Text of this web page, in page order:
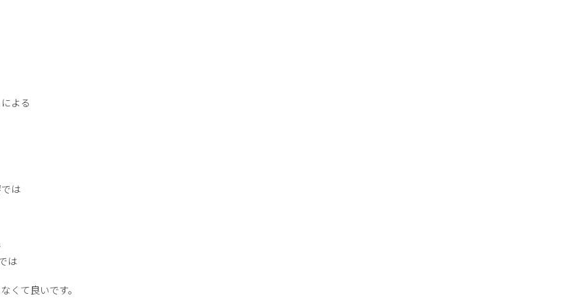
よる
は
は
くて良いです。